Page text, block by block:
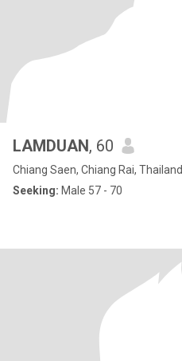
LAMDUAN, 60
Chiang Saen, Chiang Rai, Thailand
Seeking: Male 57 - 70